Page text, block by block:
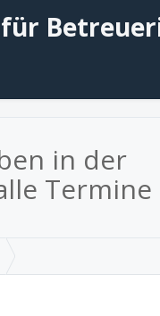
in der
Termine